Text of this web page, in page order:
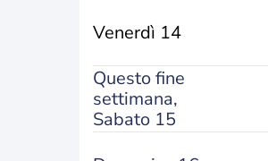
Venerdì 14
Questo fine
settimana,
Sabato 15